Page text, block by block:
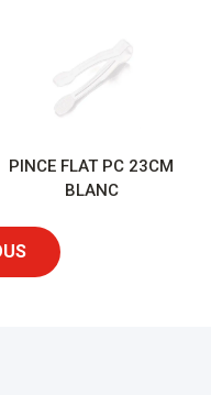
PINCE FLAT PC 23CM
BLANC